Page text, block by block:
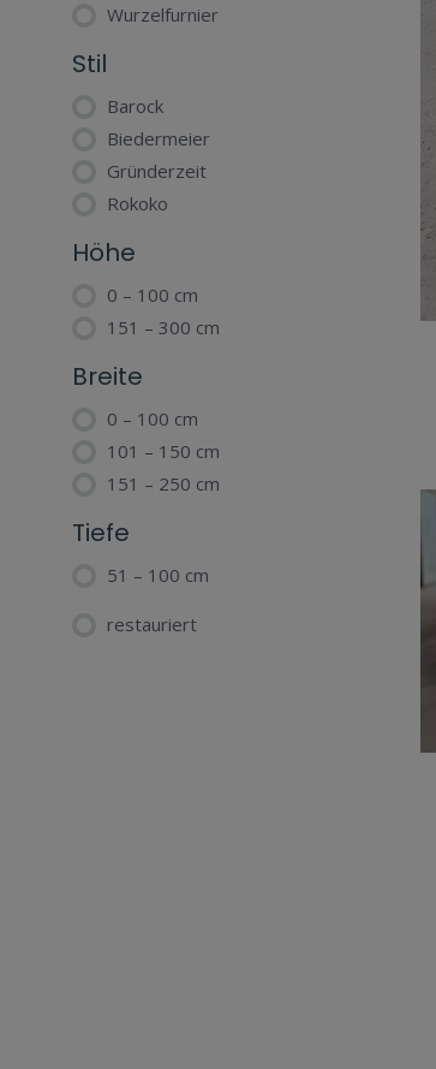
Wurzelfurnier
Stil
Barock
Biedermeier
Gründerzeit
Rokoko
Höhe
0 – 100 cm
151 – 300 cm
Breite
0 – 100 cm
101 – 150 cm
151 – 250 cm
Tiefe
51 – 100 cm
restauriert